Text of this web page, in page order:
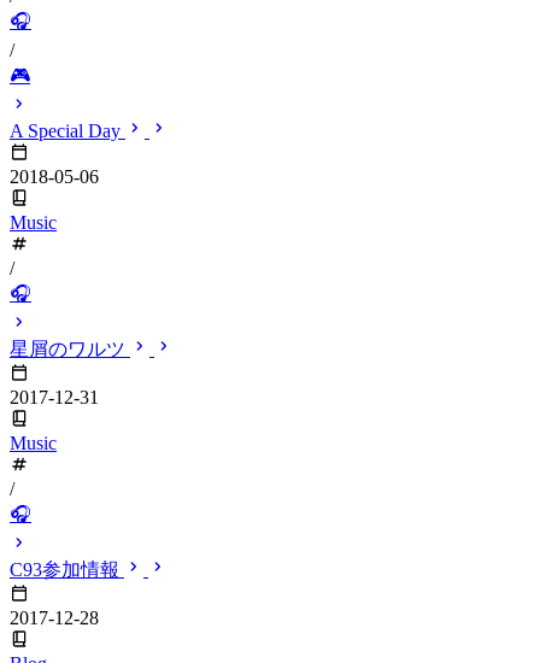
🎧
/
🎮
A Special Day
2018-05-06
Music
/
🎧
星屑のワルツ
2017-12-31
Music
/
🎧
C93参加情報
2017-12-28